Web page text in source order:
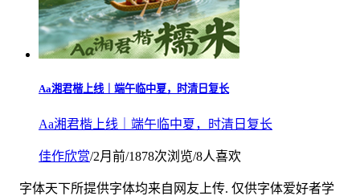
Aa湘君楷上线｜端午临中夏，时清日复长
Aa湘君楷上线｜端午临中夏，时清日复长
佳作欣赏/2月前/1878次浏览/8人喜欢
字体天下所提供字体均来自网友上传. 仅供字体爱好者学